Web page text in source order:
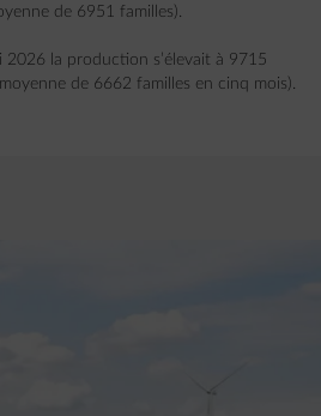
de 6951 familles).
2026 la production s’élevait à 9715
de 6662 familles en cinq mois).